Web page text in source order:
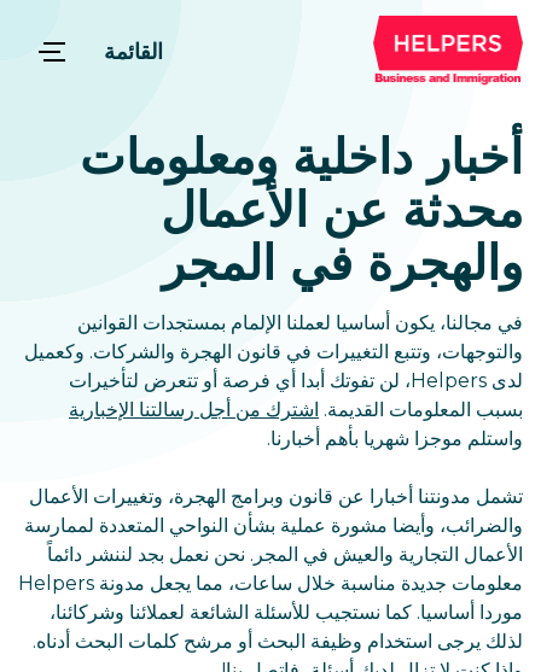
القائمة
أخبار داخلية ومعلومات
محدثة عن الأعمال
والهجرة في المجر
في مجالنا، يكون أساسيا لعملنا الإلمام بمستجدات القوانين
والتوجهات، وتتبع التغييرات في قانون الهجرة والشركات. وكعميل
لدى Helpers، لن تفوتك أبدا أي فرصة أو تتعرض لتأخيرات
بسبب المعلومات القديمة. اشترك من أجل رسالتنا الإخبارية
واستلم موجزا شهريا بأهم أخبارنا.
تشمل مدونتنا أخبارا عن قانون وبرامج الهجرة، وتغييرات الأعمال
والضرائب، وأيضا مشورة عملية بشأن النواحي المتعددة لممارسة
الأعمال التجارية والعيش في المجر. نحن نعمل بجد لننشر دائماً
معلومات جديدة مناسبة خلال ساعات، مما يجعل مدونة Helpers
موردا أساسيا. كما نستجيب للأسئلة الشائعة لعملائنا وشركائنا،
لذلك يرجى استخدام وظيفة البحث أو مرشح كلمات البحث أدناه.